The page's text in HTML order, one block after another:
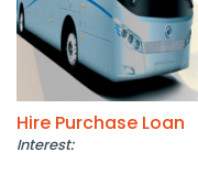
Hire Purchase Loan
Interest: